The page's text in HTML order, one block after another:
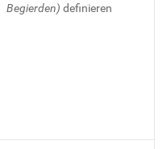
Begierden) definieren